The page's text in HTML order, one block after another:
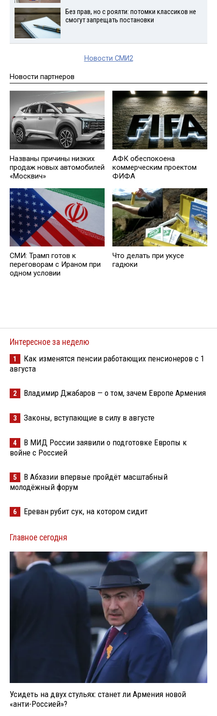
Без прав, но с роялти: потомки классиков не
смогут запрещать постановки
Новости СМИ2
Новости партнеров
Названы причины низких
продаж новых автомобилей
«Москвич»
АФК обеспокоена
коммерческим проектом
ФИФА
СМИ: Трамп готов к
переговорам с Ираном при
одном условии
Что делать при укусе
гадюки
Интересное за неделю
1
Как изменятся пенсии работающих пенсионеров с 1
августа
2 Владимир Джабаров — о том, зачем Европе Армения
3 Законы, вступающие в силу в августе
4
В МИД России заявили о подготовке Европы к
войне с Россией
5
В Абхазии впервые пройдёт масштабный
молодёжный форум
6 Ереван рубит сук, на котором сидит
Главное сегодня
Усидеть на двух стульях: станет ли Армения новой
«анти-Россией»?